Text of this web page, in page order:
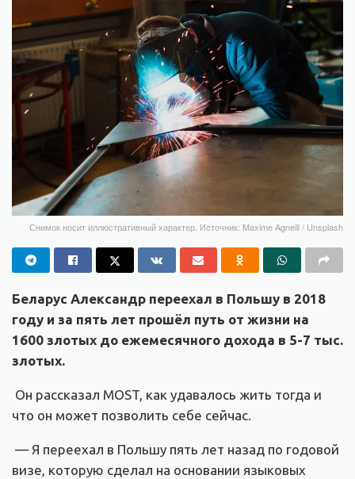
Снимок носит иллюстративный характер. Источник: Maxime Agnelli / Unsplash
Беларус Александр переехал в Польшу в 2018
году и за пять лет прошёл путь от жизни на
1600 злотых до ежемесячного дохода в 5-7 тыс.
злотых.
Он рассказал MOST, как удавалось жить тогда и
что он может позволить себе сейчас.
— Я переехал в Польшу пять лет назад по годовой
визе, которую сделал на основании языковых